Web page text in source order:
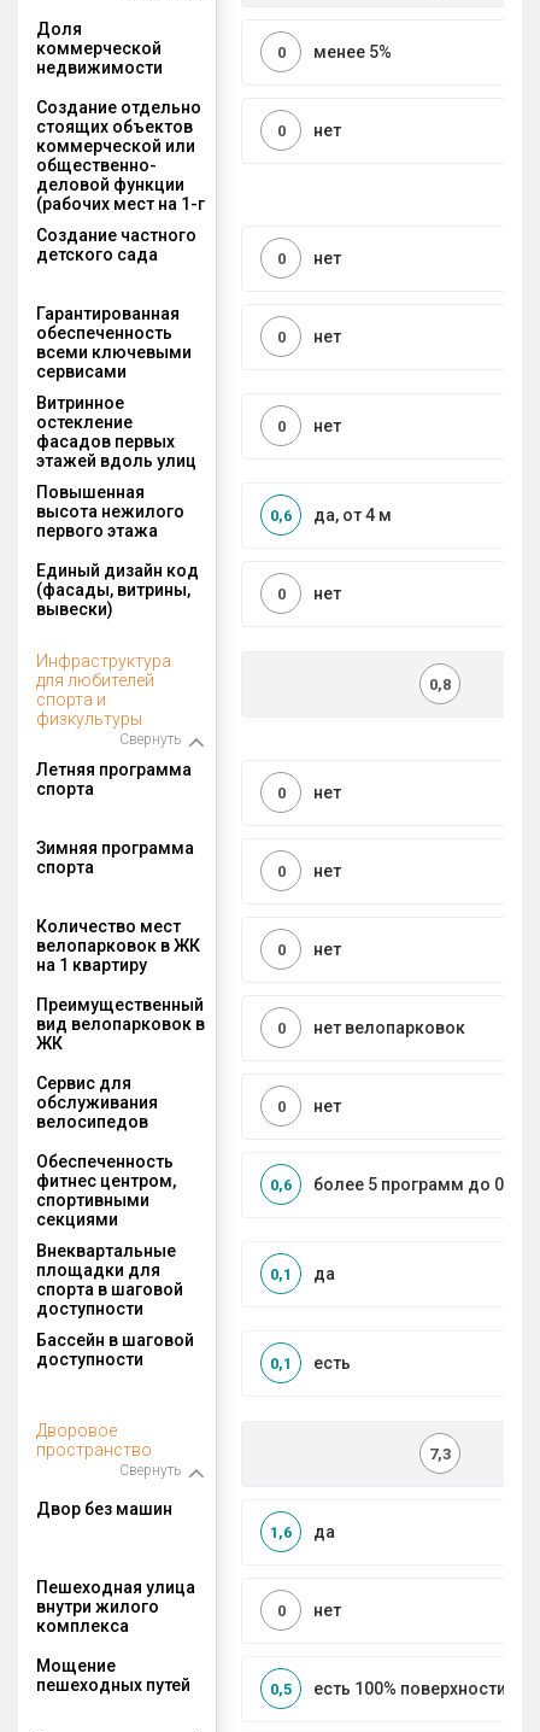
Доля
коммерческой
недвижимости
менее 5%
0
Создание отдельно
стоящих объектов
коммерческой или
общественно-
деловой функции
(рабочих мест на 1-г
нет
0
Создание частного
детского сада
нет
0
Гарантированная
обеспеченность
всеми ключевыми
сервисами
нет
0
Витринное
остекление
фасадов первых
этажей вдоль улиц
нет
0
Повышенная
высота нежилого
первого этажа
да, от 4 м
0,6
Единый дизайн код
(фасады, витрины,
вывески)
нет
0
Инфраструктура
для любителей
спорта и
физкультуры
Свернуть
0,8
Летняя программа
спорта
нет
0
Зимняя программа
спорта
нет
0
Количество мест
велопарковок в ЖК
на 1 квартиру
нет
0
Преимущественный
вид велопарковок в
ЖК
нет велопарковок
0
Сервис для
обслуживания
велосипедов
нет
0
Обеспеченность
фитнес центром,
спортивными
секциями
более 5 программ до 0,5
0,6
Внеквартальные
площадки для
спорта в шаговой
доступности
да
0,1
Бассейн в шаговой
доступности
есть
0,1
Дворовое
пространство
Свернуть
7,3
Двор без машин
да
1,6
Пешеходная улица
внутри жилого
комплекса
нет
0
Мощение
пешеходных путей
есть 100% поверхности
0,5